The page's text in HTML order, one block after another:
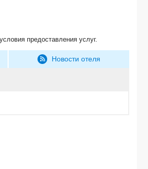
предоставления услуг.
Новости отеля